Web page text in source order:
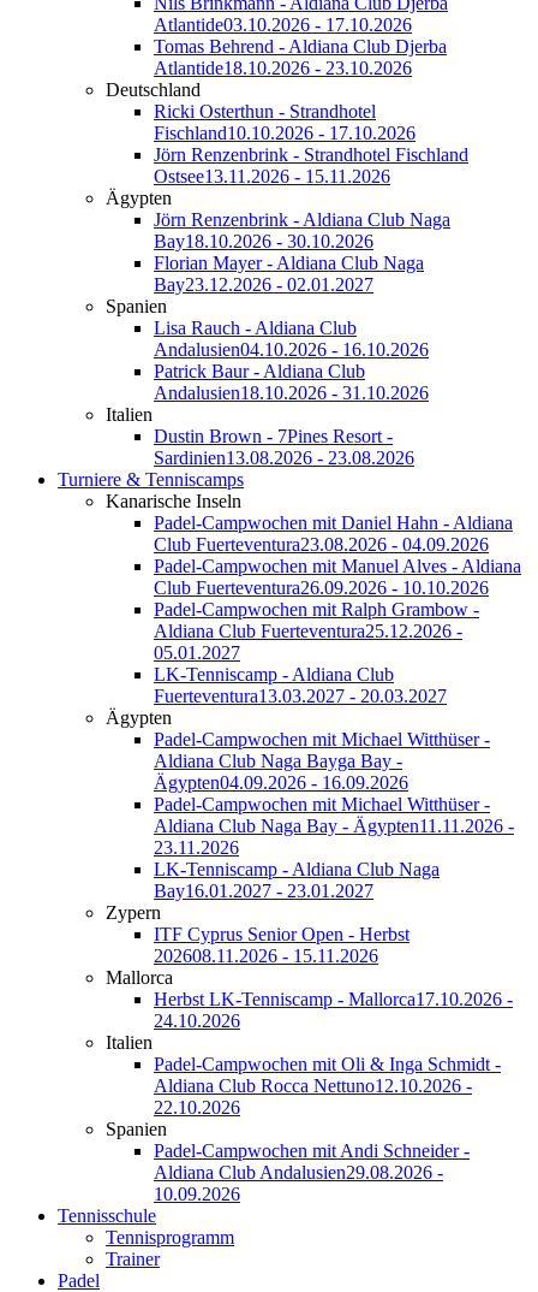
Atlantide03.10.2026 - 17.10.2026
Tomas Behrend - Aldiana Club Djerba
Atlantide18.10.2026 - 23.10.2026
Deutschland
Ricki Osterthun - Strandhotel
Fischland10.10.2026 - 17.10.2026
Jörn Renzenbrink - Strandhotel Fischland
Ostsee13.11.2026 - 15.11.2026
Ägypten
Jörn Renzenbrink - Aldiana Club Naga
Bay18.10.2026 - 30.10.2026
Florian Mayer - Aldiana Club Naga
Bay23.12.2026 - 02.01.2027
Spanien
Lisa Rauch - Aldiana Club
Andalusien04.10.2026 - 16.10.2026
Patrick Baur - Aldiana Club
Andalusien18.10.2026 - 31.10.2026
Italien
Dustin Brown - 7Pines Resort -
Sardinien13.08.2026 - 23.08.2026
Turniere & Tenniscamps
Kanarische Inseln
Padel-Campwochen mit Daniel Hahn - Aldiana
Club Fuerteventura23.08.2026 - 04.09.2026
Padel-Campwochen mit Manuel Alves - Aldiana
Club Fuerteventura26.09.2026 - 10.10.2026
Padel-Campwochen mit Ralph Grambow -
Aldiana Club Fuerteventura25.12.2026 -
05.01.2027
LK-Tenniscamp - Aldiana Club
Fuerteventura13.03.2027 - 20.03.2027
Ägypten
Padel-Campwochen mit Michael Witthüser -
Aldiana Club Naga Bayga Bay -
Ägypten04.09.2026 - 16.09.2026
Padel-Campwochen mit Michael Witthüser -
Aldiana Club Naga Bay - Ägypten11.11.2026 -
23.11.2026
LK-Tenniscamp - Aldiana Club Naga
Bay16.01.2027 - 23.01.2027
Zypern
ITF Cyprus Senior Open - Herbst
202608.11.2026 - 15.11.2026
Mallorca
Herbst LK-Tenniscamp - Mallorca17.10.2026 -
24.10.2026
Italien
Padel-Campwochen mit Oli & Inga Schmidt -
Aldiana Club Rocca Nettuno12.10.2026 -
22.10.2026
Spanien
Padel-Campwochen mit Andi Schneider -
Aldiana Club Andalusien29.08.2026 -
10.09.2026
Tennisschule
Tennisprogramm
Trainer
Padel